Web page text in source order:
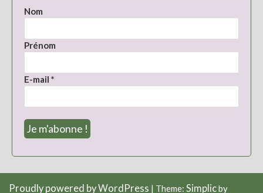
Nom
Prénom
E-mail *
Proudly powered by WordPress | Theme: Simplicby